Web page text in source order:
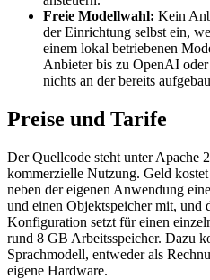
Freie Modellwahl: Kein
der Einrichtung selbst ein,
einem lokal betriebenen
Anbieter bis zu OpenAI
nichts an der bereits
Preise und Tarife
Der Quellcode steht unter Apache
kommerzielle Nutzung. Geld
neben der eigenen Anwendung
und einen Objektspeicher mit, und
Konfiguration setzt für einen
rund 8 GB Arbeitsspeicher. Dazu
Sprachmodell, entweder als
eigene Hardware.